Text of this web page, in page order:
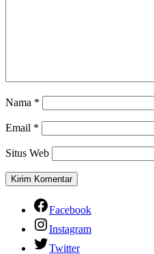
Nama *
Email *
Situs Web
Facebook
Instagram
Twitter